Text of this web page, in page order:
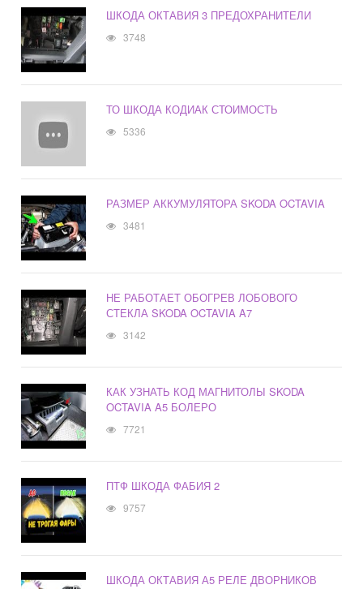
ШКОДА ОКТАВИЯ 3 ПРЕДОХРАНИТЕЛИ
3748
ТО ШКОДА КОДИАК СТОИМОСТЬ
5336
РАЗМЕР АККУМУЛЯТОРА SKODA OCTAVIA
3481
НЕ РАБОТАЕТ ОБОГРЕВ ЛОБОВОГО
СТЕКЛА SKODA OCTAVIA A7
3142
КАК УЗНАТЬ КОД МАГНИТОЛЫ SKODA
OCTAVIA A5 БОЛЕРО
7721
ПТФ ШКОДА ФАБИЯ 2
9757
ШКОДА ОКТАВИЯ А5 РЕЛЕ ДВОРНИКОВ